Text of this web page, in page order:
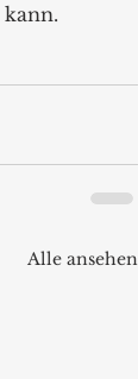
Alle ansehen